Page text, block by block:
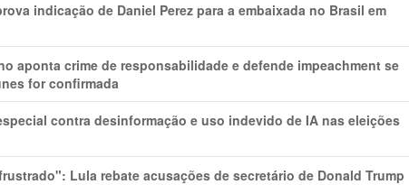
indicação de Daniel Perez para a embaixada no Brasil em
aponta crime de responsabilidade e defende impeachment se
for confirmada
contra desinformação e uso indevido de IA nas eleições
Lula rebate acusações de secretário de Donald Trump